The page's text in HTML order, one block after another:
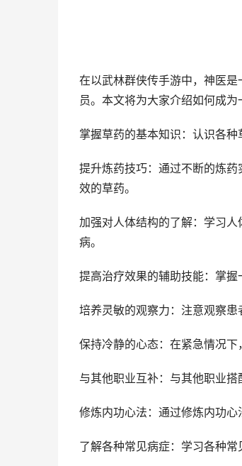
在以武林群侠传手游中，神医
员。本文将为大家介绍如何成为
掌握草药的基本知识：认识各
提升炼药技巧：通过不断的炼
效的草药。
加强对人体结构的了解：学习
病。
提高治疗效果的辅助技能：掌握
培养灵敏的观察力：注意观察患
保持冷静的心态：在紧急情况下
与其他职业互补：与其他职业搭
修炼内功心法：通过修炼内功心
了解各种常见病症：学习各种常